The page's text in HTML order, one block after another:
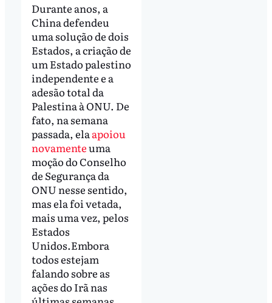
Durante anos, a
China defendeu
uma solução de dois
Estados, a criação de
um Estado palestino
independente e a
adesão total da
Palestina à ONU. De
fato, na semana
passada, elaapoiou
novamenteuma
moção do Conselho
de Segurança da
ONU nesse sentido,
mas ela foi vetada,
mais uma vez, pelos
Estados
Unidos.Embora
todos estejam
falando sobre as
ações do Irã nas